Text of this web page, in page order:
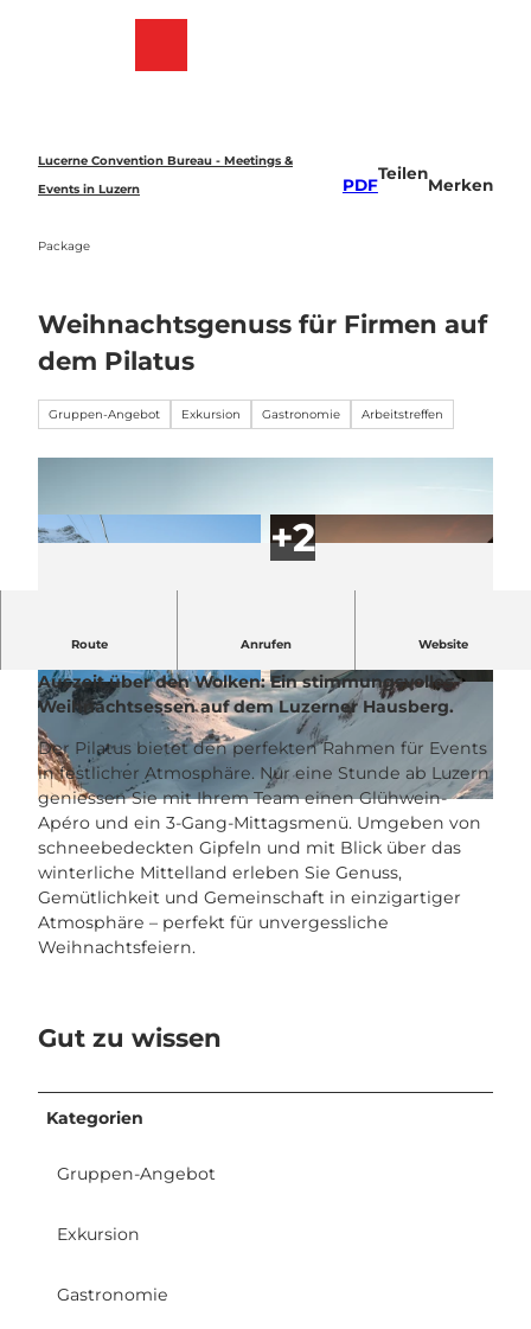
Lucerne Convention Bureau - Meetings &
Events in Luzern
Package
PDF
Teilen
Merken
Weihnachtsgenuss für Firmen auf
dem Pilatus
Gruppen-Angebot Exkursion Gastronomie Arbeitstreffen
© PILATUS-BAHNEN AG |
© PILATUS-BAHNEN AG, Markus Mafredi |
CC-BY-NC-ND
© PILATUS-BAHNEN AG |CC-BY-NC-ND
Route Anrufen Website
Auszeit über den Wolken: Ein stimmungsvolles
Weihnachtsessen auf dem Luzerner Hausberg.
Der Pilatus bietet den perfekten Rahmen für Events
in festlicher Atmosphäre. Nur eine Stunde ab Luzern
geniessen Sie mit Ihrem Team einen Glühwein-
Apéro und ein 3-Gang-Mittagsmenü. Umgeben von
schneebedeckten Gipfeln und mit Blick über das
winterliche Mittelland erleben Sie Genuss,
Gemütlichkeit und Gemeinschaft in einzigartiger
Atmosphäre – perfekt für unvergessliche
Weihnachtsfeiern.
Gut zu wissen
Kategorien
Gruppen-Angebot
Exkursion
Gastronomie